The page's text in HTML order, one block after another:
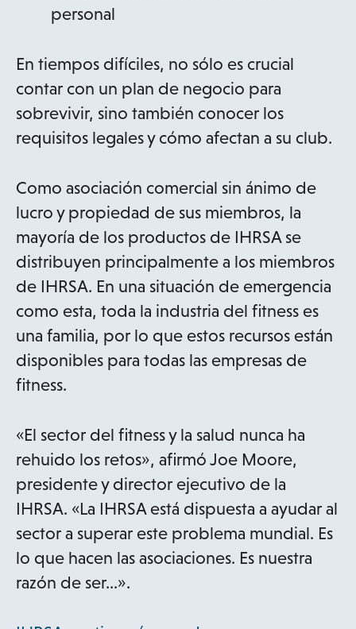
personal
En tiempos difíciles, no sólo es crucial
contar con un plan de negocio para
sobrevivir, sino también conocer los
requisitos legales y cómo afectan a su club.
Como asociación comercial sin ánimo de
lucro y propiedad de sus miembros, la
mayoría de los productos de IHRSA se
distribuyen principalmente a los miembros
de IHRSA. En una situación de emergencia
como esta, toda la industria del fitness es
una familia, por lo que estos recursos están
disponibles para todas las empresas de
fitness.
«El sector del fitness y la salud nunca ha
rehuido los retos», afirmó Joe Moore,
presidente y director ejecutivo de la
IHRSA. «La IHRSA está dispuesta a ayudar al
sector a superar este problema mundial. Es
lo que hacen las asociaciones. Es nuestra
razón de ser...».